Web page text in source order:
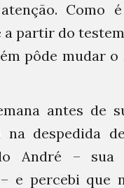
Como
a partir do
pôde mudar o
antes de
na despedida
André – sua
e percebi que